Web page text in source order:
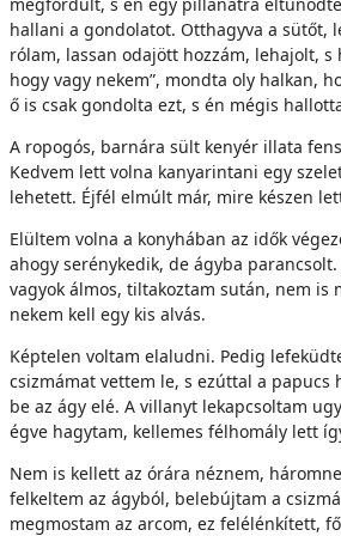
hallani a gondolatot. Otthagyva a sütőt,
rólam, lassan odajött hozzám, lehajolt, s
hogy vagy nekem”, mondta oly halkan,
ő is csak gondolta ezt, s én mégis
A ropogós, barnára sült kenyér illata
Kedvem lett volna kanyarintani egy
lehetett. Éjfél elmúlt már, mire készen
Elültem volna a konyhában az idők
ahogy serénykedik, de ágyba
vagyok álmos, tiltakoztam sután, nem is
nekem kell egy kis alvás.
Képtelen voltam elaludni. Pedig
csizmámat vettem le, s ezúttal a papucs
be az ágy elé. A villanyt lekapcsoltam
égve hagytam, kellemes félhomály lett
Nem is kellett az órára néznem,
felkeltem az ágyból, belebújtam a
megmostam az arcom, ez felélénkített,